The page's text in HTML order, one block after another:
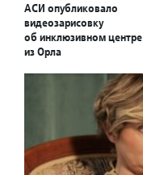
АСИ опубликовало
видеозарисовку
об инклюзивном центре
из Орла